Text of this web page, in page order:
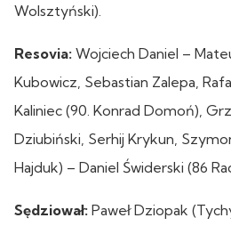
Wolsztyński).
Resovia: Wojciech Daniel –
Kubowicz, Sebastian Zalepa,
Kaliniec (90. Konrad Domoń),
Dziubiński, Serhij Krykun,
Hajduk) – Daniel Świderski (86
Sędziował: Paweł Dziopak